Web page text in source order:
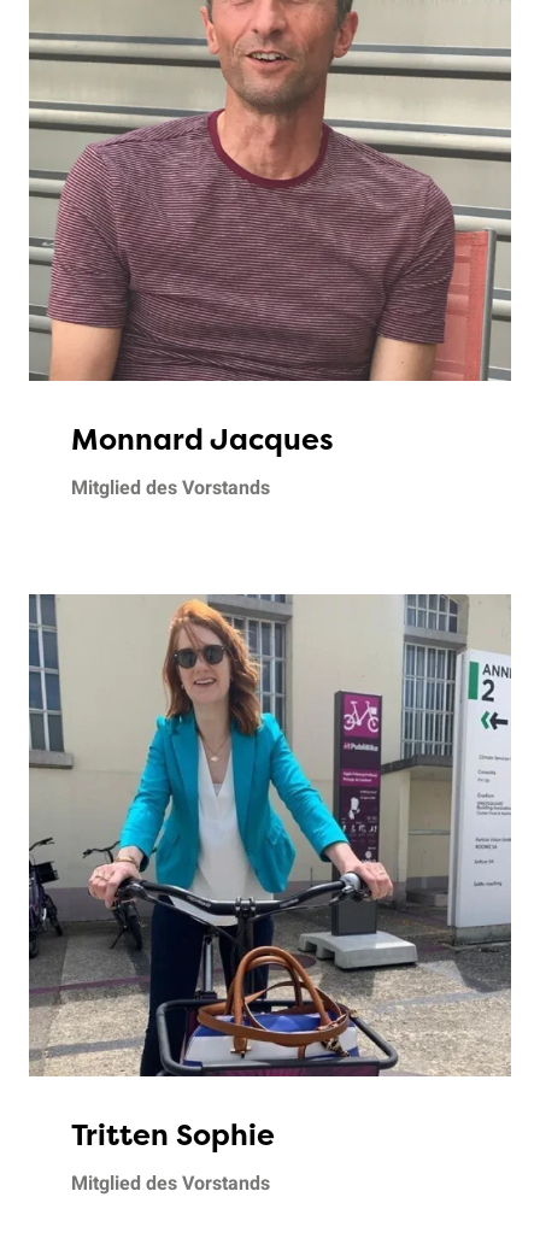
Monnard Jacques
Mitglied des Vorstands
Tritten Sophie
Mitglied des Vorstands